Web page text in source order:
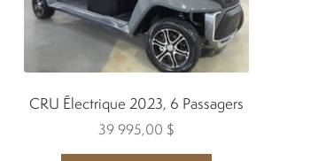
CRU Électrique 2023, 6 Passagers
39 995,00 $